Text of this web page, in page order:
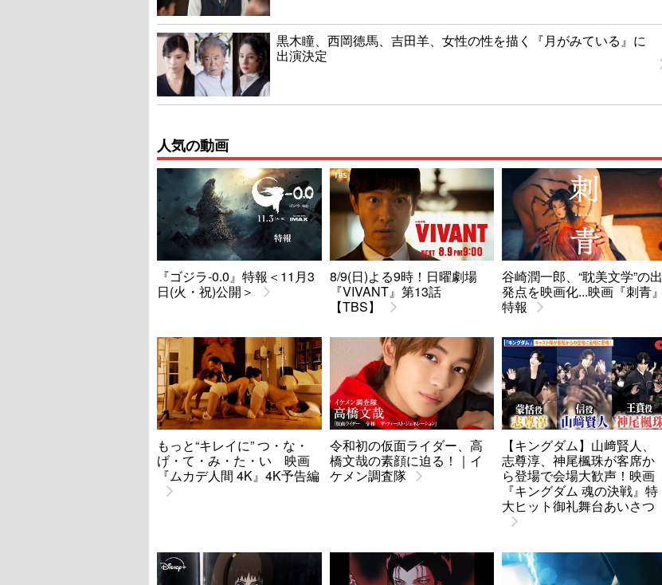
黒木瞳、西岡徳馬、吉田羊、女性の性を描く『月がみている』に
出演決定
人気の動画
『ゴジラ-0.0』特報＜11月3
日(火・祝)公開＞
8/9(日)よる9時！日曜劇場
『VIVANT』第13話
【TBS】
谷崎潤一郎、“耽美文学”の出
発点を映画化...映画『刺青』
特報
もっと“キレイに” つ・な・
げ・て・み・た・い 映画
『ムカデ人間 4K』4K予告編
令和初の仮面ライダー、高
橋文哉の素顔に迫る！｜イ
ケメン調査隊
【キングダム】山﨑賢人、
志尊淳、神尾楓珠が客席か
ら登場で会場大歓声！映画
『キングダム 魂の決戦』特
大ヒット御礼舞台あいさつ